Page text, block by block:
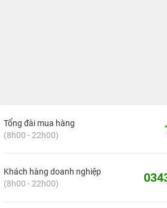
Tổng đài mua hàng
(8h00 - 22h00)
Khách hàng doanh nghiệp
(8h00 - 22h00)